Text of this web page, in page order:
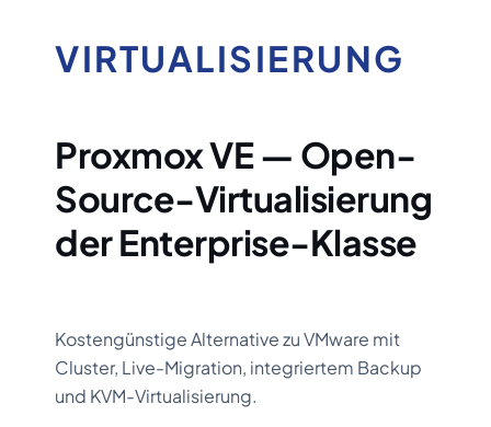
VIRTUALISIERUNG
Proxmox VE — Open-
Source-Virtualisierung
der Enterprise-Klasse
Kostengünstige Alternative zu VMware mit
Cluster, Live-Migration, integriertem Backup
und KVM-Virtualisierung.